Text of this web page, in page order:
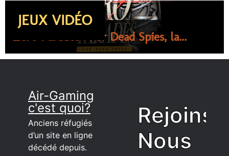
JEUX VIDÉO
Zero Parades : For Dead Spies, la...
Air-Gaming
c'est quoi?
Anciens réfugiés
d’un site en ligne
décédé depuis.
Rejoins
Nous